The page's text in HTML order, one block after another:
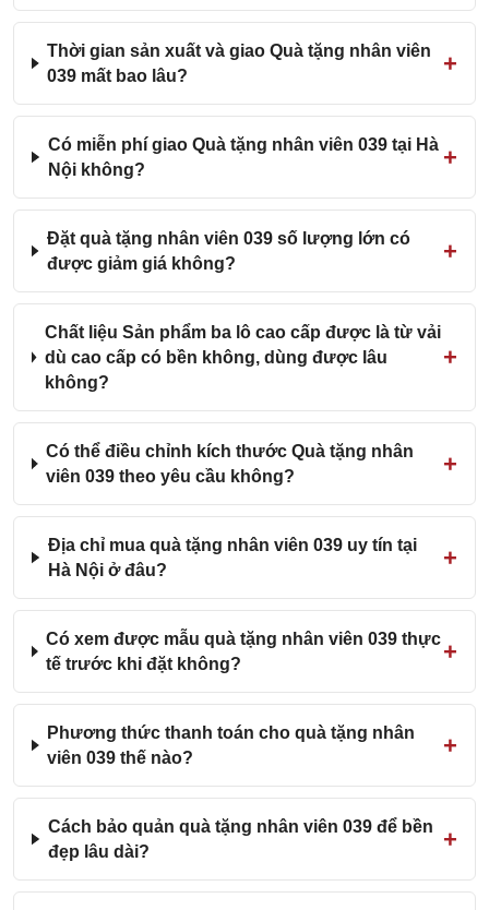
Thời gian sản xuất và giao Quà tặng nhân viên
039 mất bao lâu?
Có miễn phí giao Quà tặng nhân viên 039 tại Hà
Nội không?
Đặt quà tặng nhân viên 039 số lượng lớn có
được giảm giá không?
Chất liệu Sản phẩm ba lô cao cấp được là từ vải
dù cao cấp có bền không, dùng được lâu
không?
Có thể điều chỉnh kích thước Quà tặng nhân
viên 039 theo yêu cầu không?
Địa chỉ mua quà tặng nhân viên 039 uy tín tại
Hà Nội ở đâu?
Có xem được mẫu quà tặng nhân viên 039 thực
tế trước khi đặt không?
Phương thức thanh toán cho quà tặng nhân
viên 039 thế nào?
Cách bảo quản quà tặng nhân viên 039 để bền
đẹp lâu dài?